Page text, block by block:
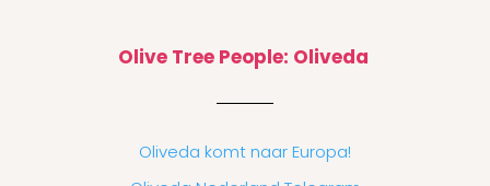
Olive Tree People: Oliveda
Oliveda komt naar Europa!